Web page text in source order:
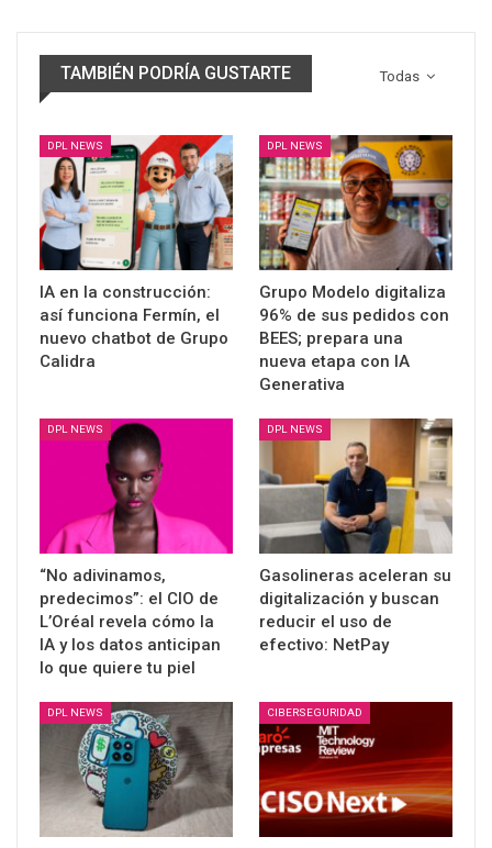
Todas
TAMBIÉN PODRÍA GUSTARTE
DPL NEWS
IA en la construcción:
así funciona Fermín, el
nuevo chatbot de Grupo
Calidra
DPL NEWS
Grupo Modelo digitaliza
96% de sus pedidos con
BEES; prepara una
nueva etapa con IA
Generativa
DPL NEWS
“No adivinamos,
predecimos”: el CIO de
L’Oréal revela cómo la
IA y los datos anticipan
lo que quiere tu piel
DPL NEWS
Gasolineras aceleran su
digitalización y buscan
reducir el uso de
efectivo: NetPay
DPL NEWS CIBERSEGURIDAD